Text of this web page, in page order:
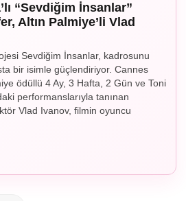
“Sevdiğim İnsanlar”
Altın Palmiye’li Vlad
Sevdiğim İnsanlar, kadrosunu
bir isimle güçlendiriyor. Cannes
ödüllü 4 Ay, 3 Hafta, 2 Gün ve Toni
performanslarıyla tanınan
Vlad Ivanov, filmin oyuncu